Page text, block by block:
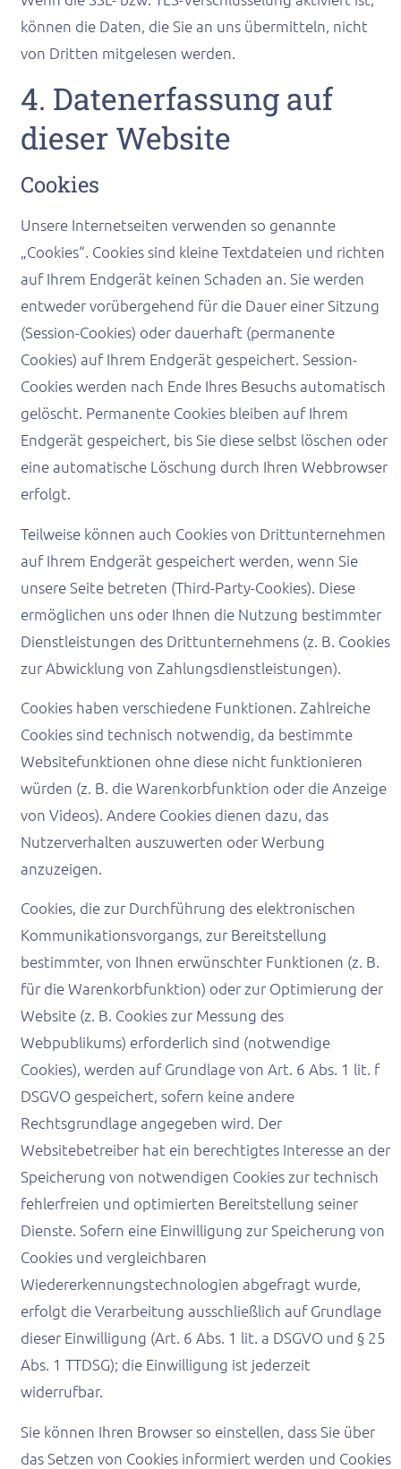
können die Daten, die Sie an uns übermitteln, nicht
von Dritten mitgelesen werden.
4. Datenerfassung auf
dieser Website
Cookies
Unsere Internetseiten verwenden so genannte
„Cookies“. Cookies sind kleine Textdateien und richten
auf Ihrem Endgerät keinen Schaden an. Sie werden
entweder vorübergehend für die Dauer einer Sitzung
(Session-Cookies) oder dauerhaft (permanente
Cookies) auf Ihrem Endgerät gespeichert. Session-
Cookies werden nach Ende Ihres Besuchs automatisch
gelöscht. Permanente Cookies bleiben auf Ihrem
Endgerät gespeichert, bis Sie diese selbst löschen oder
eine automatische Löschung durch Ihren Webbrowser
erfolgt.
Teilweise können auch Cookies von Drittunternehmen
auf Ihrem Endgerät gespeichert werden, wenn Sie
unsere Seite betreten (Third-Party-Cookies). Diese
ermöglichen uns oder Ihnen die Nutzung bestimmter
Dienstleistungen des Drittunternehmens (z. B. Cookies
zur Abwicklung von Zahlungsdienstleistungen).
Cookies haben verschiedene Funktionen. Zahlreiche
Cookies sind technisch notwendig, da bestimmte
Websitefunktionen ohne diese nicht funktionieren
würden (z. B. die Warenkorbfunktion oder die Anzeige
von Videos). Andere Cookies dienen dazu, das
Nutzerverhalten auszuwerten oder Werbung
anzuzeigen.
Cookies, die zur Durchführung des elektronischen
Kommunikationsvorgangs, zur Bereitstellung
bestimmter, von Ihnen erwünschter Funktionen (z. B.
für die Warenkorbfunktion) oder zur Optimierung der
Website (z. B. Cookies zur Messung des
Webpublikums) erforderlich sind (notwendige
Cookies), werden auf Grundlage von Art. 6 Abs. 1 lit. f
DSGVO gespeichert, sofern keine andere
Rechtsgrundlage angegeben wird. Der
Websitebetreiber hat ein berechtigtes Interesse an der
Speicherung von notwendigen Cookies zur technisch
fehlerfreien und optimierten Bereitstellung seiner
Dienste. Sofern eine Einwilligung zur Speicherung von
Cookies und vergleichbaren
Wiedererkennungstechnologien abgefragt wurde,
erfolgt die Verarbeitung ausschließlich auf Grundlage
dieser Einwilligung (Art. 6 Abs. 1 lit. a DSGVO und § 25
Abs. 1 TTDSG); die Einwilligung ist jederzeit
widerrufbar.
Sie können Ihren Browser so einstellen, dass Sie über
das Setzen von Cookies informiert werden und Cookies